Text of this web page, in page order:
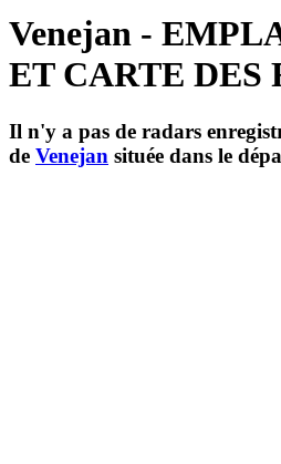
Venejan -
ET CARTE DES
Il n'y a pas de radars
de Venejan située dans le